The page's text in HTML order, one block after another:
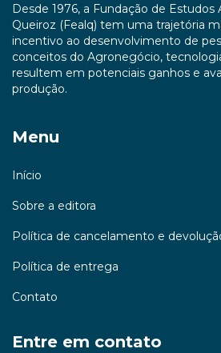
Desde 1976, a Fundação de Estudos
Queiroz (Fealq) tem uma trajetória
incentivo ao desenvolvimento de
conceitos do Agronegócio,
resultem em potenciais ganhos e
produção.
Menu
Início
Sobre a editora
Política de cancelamento e
Política de entrega
Contato
Entre em contato